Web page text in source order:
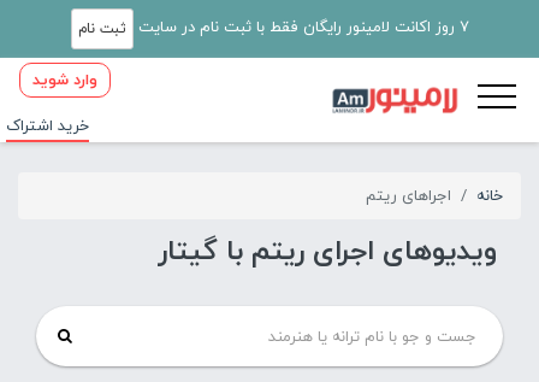
7 روز اکانت لامینور رایگان فقط با ثبت نام در سایت ثبت نام
وارد شوید
خرید اشتراک
خانه اجراهای ریتم
ویدیوهای اجرای ریتم با گیتار